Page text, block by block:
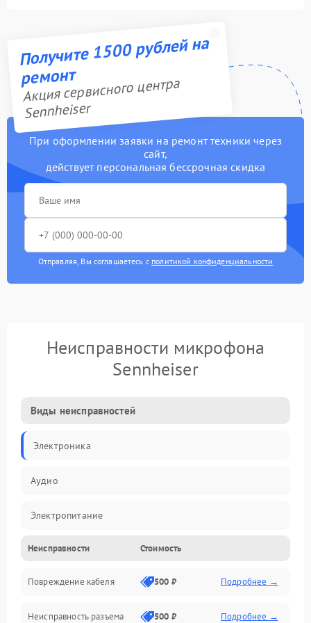
Получите 1500 рублей на
ремонт
Акция сервисного центра
Sennheiser
При оформлении заявки на ремонт техники через
сайт,
действует персональная бессрочная скидка
Отправляя, Вы соглашаетесь с политикой конфиденциальности
Неисправности микрофона
Sennheiser
Виды неисправностей
Электроника
Аудио
Электропитание
Интерфейсы
Капсюль
Механические повреждения
Неисправности Стоимость
Повреждение кабеля 500 ₽ Подробнее →
Неисправность разъема 500 ₽ Подробнее →